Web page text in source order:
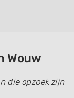
Wouw
die opzoek zijn